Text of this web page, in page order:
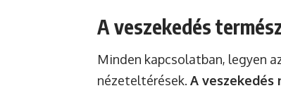
A veszekedés
Minden kapcsolatban, legyen
nézeteltérések. A